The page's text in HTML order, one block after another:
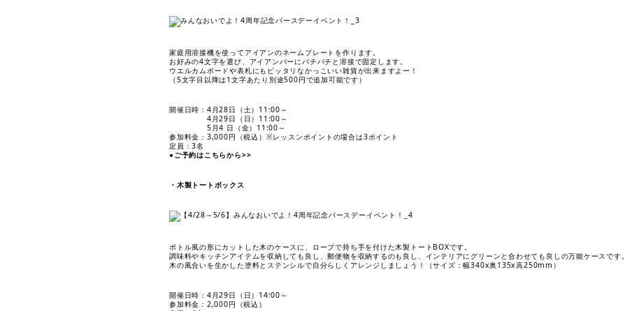
家庭用溶接機を使ってアイアンのネームプレートを作ります。
お好みの4文字を選び、アイアンバーにバチバチと溶接で固定します。
ウエルカムボードや表札にもピッタリなかっこいい雑貨が出来ますよー！
（5文字目以降は1文字あたり別途500円で追加可能です）
開催日時：4月28日（土）11:00～
4月29日（日）11:00～
5月4 日（金）11:00～
参加料金：3,000円（税込）※レッスンポイントの場合は3ポイント
定員：3名
●ご予約はこちらから>>
・木製トートボックス
ボトル風の形にカットした木のケースに、ロープで持ち手を付けた木製トートBOXです。
調味料やキッチンアイテムを収納しても良し、郵便物を収納するのも良し、インテリアにグリーンと合わせても良しの万能ケースです。
木の風合いを生かした塗料とステンシルで自分らしくアレンジしましょう！（サイズ：幅340x奥135x高250mm）
開催日時：4月29日（日）14:00～
参加料金：2,000円（税込）